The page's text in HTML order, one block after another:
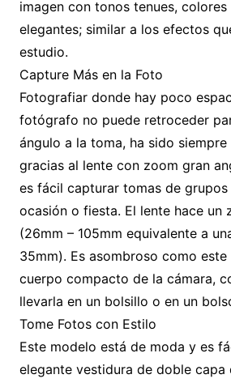
imagen con tonos tenues,
elegantes; similar a los efectos
estudio.
Capture Más en la Foto
Fotografiar donde hay poco
fotógrafo no puede retroceder
ángulo a la toma, ha sido siempre
gracias al lente con zoom gran
es fácil capturar tomas de grupos
ocasión o fiesta. El lente hace un
(26mm – 105mm equivalente a
35mm). Es asombroso como
cuerpo compacto de la cámara,
llevarla en un bolsillo o en un
Tome Fotos con Estilo
Este modelo está de moda y es
elegante vestidura de doble capa